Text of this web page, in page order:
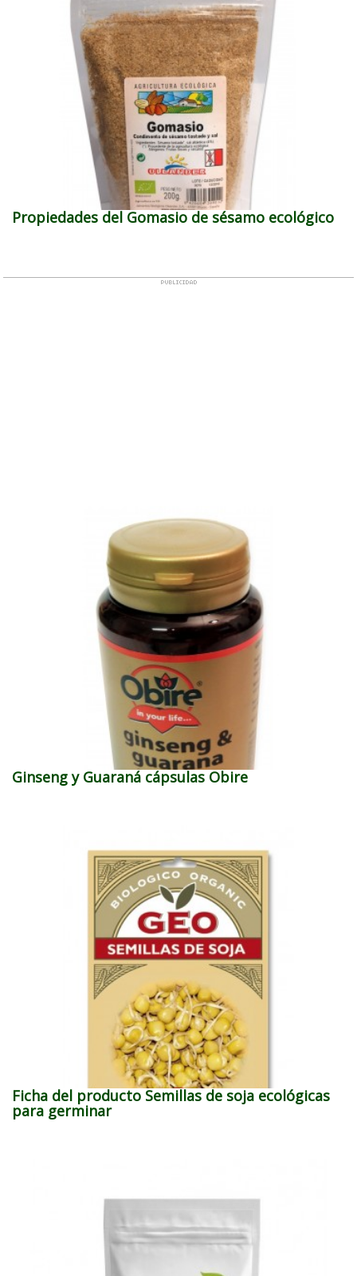
Propiedades del Gomasio de sésamo ecológico
Ginseng y Guaraná cápsulas Obire
Ficha del producto Semillas de soja ecológicas
para germinar